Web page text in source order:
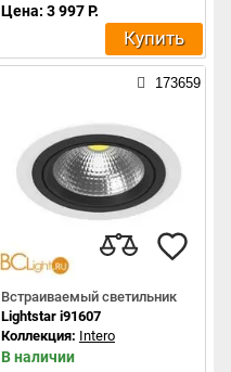
Цена: 3 997 Р.
Купить
173659
Встраиваемый светильник
Lightstar i91607
Коллекция: Intero
В наличии